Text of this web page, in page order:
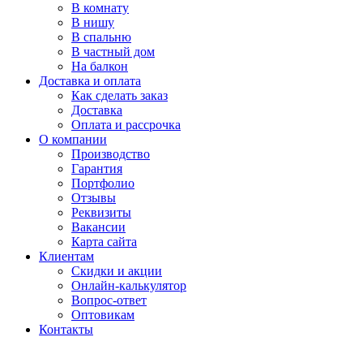
В комнату
В нишу
В спальню
В частный дом
На балкон
Доставка и оплата
Как сделать заказ
Доставка
Оплата и рассрочка
О компании
Производство
Гарантия
Портфолио
Отзывы
Реквизиты
Вакансии
Карта сайта
Клиентам
Скидки и акции
Онлайн-калькулятор
Вопрос-ответ
Оптовикам
Контакты